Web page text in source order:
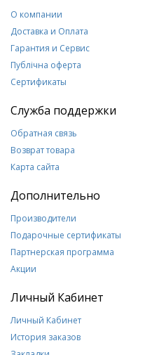
О компании
Доставка и Оплата
Гарантия и Сервис
Публічна оферта
Сертификаты
Служба поддержки
Обратная связь
Возврат товара
Карта сайта
Дополнительно
Производители
Подарочные сертификаты
Партнерская программа
Акции
Личный Кабинет
Личный Кабинет
История заказов